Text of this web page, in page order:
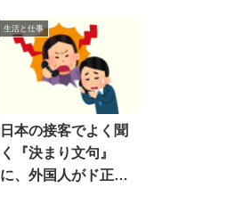
生活と仕事
日本の接客でよく聞
く『決まり文句』
に、外国人がド正